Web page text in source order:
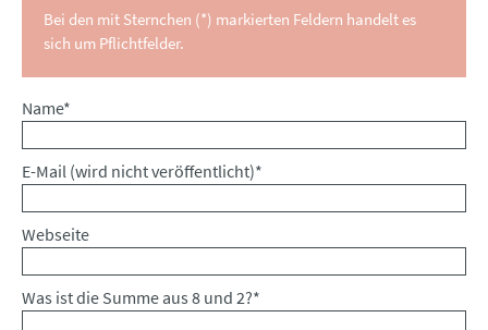
Bei den mit Sternchen (*) markierten Feldern handelt es
sich um Pflichtfelder.
Pflichtfeld
Name*
Pflichtfeld
E-Mail (wird nicht veröffentlicht)*
Webseite
Was ist die Summe aus 8 und 2?*